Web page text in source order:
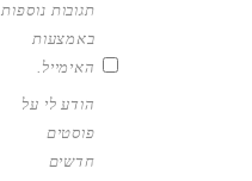
תגובות נוספות
באמצעות
האימייל.
הודע לי על
פוסטים
חדשים